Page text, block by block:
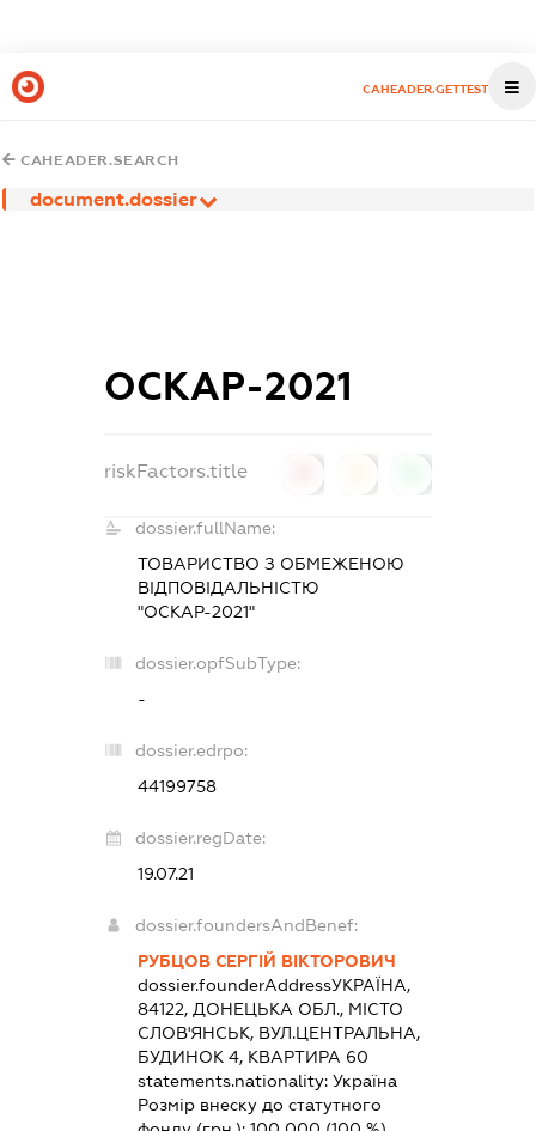
CAHEADER.GETTEST
CAHEADER.SEARCH
document.dossier
ОСКАР-2021
riskFactors.title
dossier.fullName:
ТОВАРИСТВО З ОБМЕЖЕНОЮ
ВІДПОВІДАЛЬНІСТЮ
"ОСКАР-2021"
dossier.opfSubType:
-
dossier.edrpo:
44199758
dossier.regDate:
19.07.21
dossier.foundersAndBenef:
РУБЦОВ СЕРГІЙ ВІКТОРОВИЧ
dossier.founderAddressУКРАЇНА,
84122, ДОНЕЦЬКА ОБЛ., МІСТО
СЛОВ'ЯНСЬК, ВУЛ.ЦЕНТРАЛЬНА,
БУДИНОК 4, КВАРТИРА 60
statements.nationality:Україна
Розмір внеску до статутного